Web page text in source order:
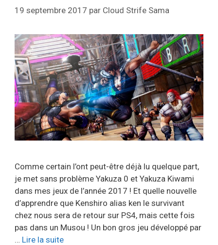
19 septembre 2017 par Cloud Strife Sama
Comme certain l’ont peut-être déjà lu quelque part,
je met sans problème Yakuza 0 et Yakuza Kiwami
dans mes jeux de l’année 2017 ! Et quelle nouvelle
d’apprendre que Kenshiro alias ken le survivant
chez nous sera de retour sur PS4, mais cette fois
pas dans un Musou ! Un bon gros jeu développé par
… Lire la suite